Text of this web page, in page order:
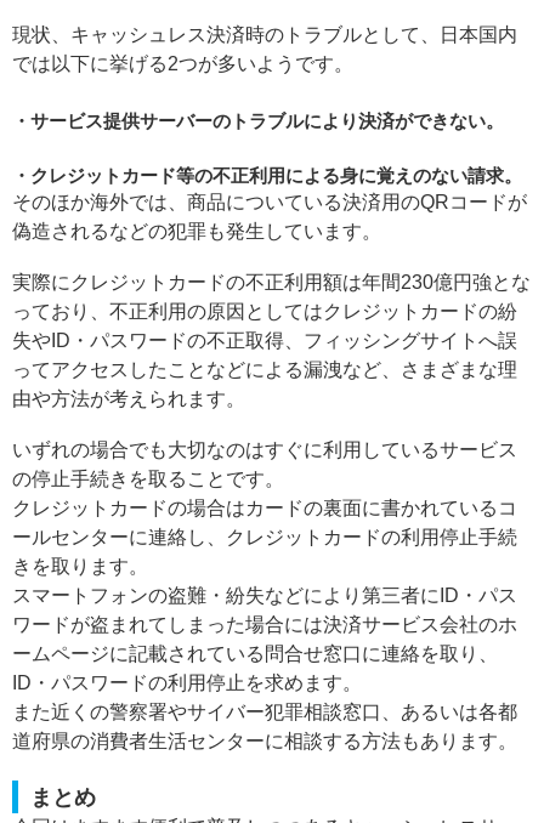
現状、キャッシュレス決済時のトラブルとして、日本国内
では以下に挙げる2つが多いようです。
サービス提供サーバーのトラブルにより決済ができない。
クレジットカード等の不正利用による身に覚えのない請求。
そのほか海外では、商品についている決済用のQRコードが
偽造されるなどの犯罪も発生しています。
実際にクレジットカードの不正利用額は年間230億円強とな
っており、不正利用の原因としてはクレジットカードの紛
失やID・パスワードの不正取得、フィッシングサイトへ誤
ってアクセスしたことなどによる漏洩など、さまざまな理
由や方法が考えられます。
いずれの場合でも大切なのはすぐに利用しているサービス
の停止手続きを取ることです。
クレジットカードの場合はカードの裏面に書かれているコ
ールセンターに連絡し、クレジットカードの利用停止手続
きを取ります。
スマートフォンの盗難・紛失などにより第三者にID・パス
ワードが盗まれてしまった場合には決済サービス会社のホ
ームページに記載されている問合せ窓口に連絡を取り、
ID・パスワードの利用停止を求めます。
また近くの警察署やサイバー犯罪相談窓口、あるいは各都
道府県の消費者生活センターに相談する方法もあります。
まとめ